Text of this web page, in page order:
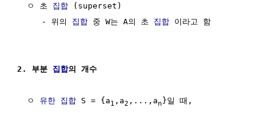
  ㅇ 초
집합 (superset)
     - 위의
집합 중 W는 A의 초 집합 이라고 함
2. 부분 집합의 개수
  ㅇ
유한 집합 S = {a1 ,a2 ,...,an}일 때,